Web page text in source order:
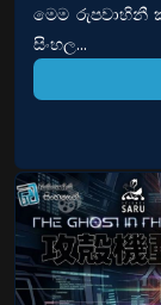
මෙම රුපවාහිනී
සිංහල...